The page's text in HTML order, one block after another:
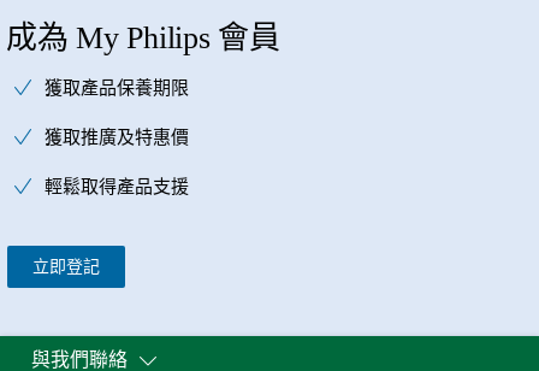
成為 My Philips 會員
獲取產品保養期限
獲取推廣及特惠價
輕鬆取得產品支援
立即登記
與我們聯絡